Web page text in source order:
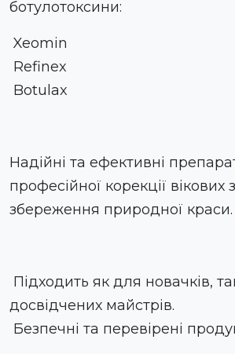
ботулотоксини:
Xeomin
Refinex
Botulax
Надійні та ефективні
професійної корекції вікових
збереження природної краси.
Підходить як для новачків,
досвідчених майстрів.
Безпечні та перевірені